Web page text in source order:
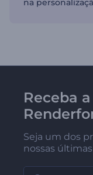
na
Receba
Seja um dos
nossas